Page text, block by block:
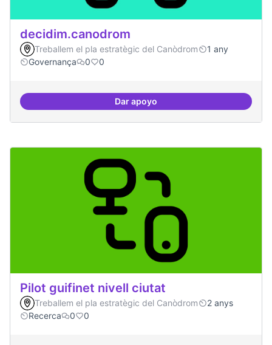
decidim.canodrom
Treballem el pla estratègic del Canòdrom
1 any
Governança
0 0
Dar apoyodecidim.canodrom
Pilot guifinet nivell ciutat
Treballem el pla estratègic del Canòdrom
2 anys
Recerca
0 0